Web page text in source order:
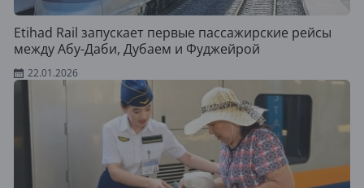
Etihad Rail запускает первые пассажирские рейсы
между Абу-Даби, Дубаем и Фуджейрой
22.01.2026